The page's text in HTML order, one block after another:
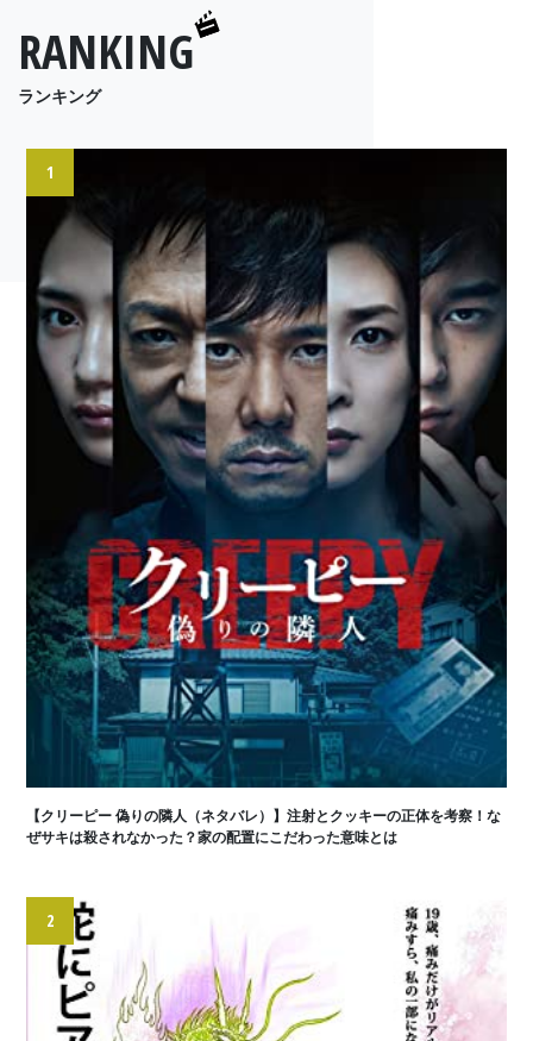
RANKING
ランキング
1
【クリーピー 偽りの隣人（ネタバレ）】注射とクッキーの正体を考察！な
ぜサキは殺されなかった？家の配置にこだわった意味とは
2